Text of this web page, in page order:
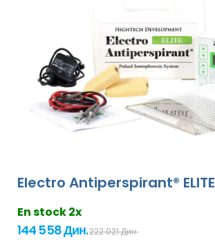
Electro Antiperspirant® ELITE
En stock 2x
144 558 Дин.222 021 Дин.